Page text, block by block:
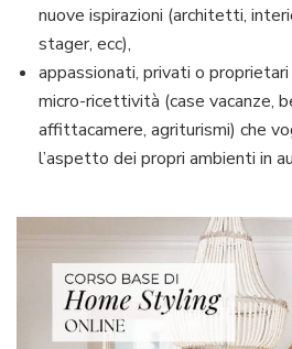
nuove ispirazioni (architetti,
stager, ecc),
appassionati, privati o
micro-ricettività (case vacanze,
affittacamere, agriturismi) che
l’aspetto dei propri ambienti in